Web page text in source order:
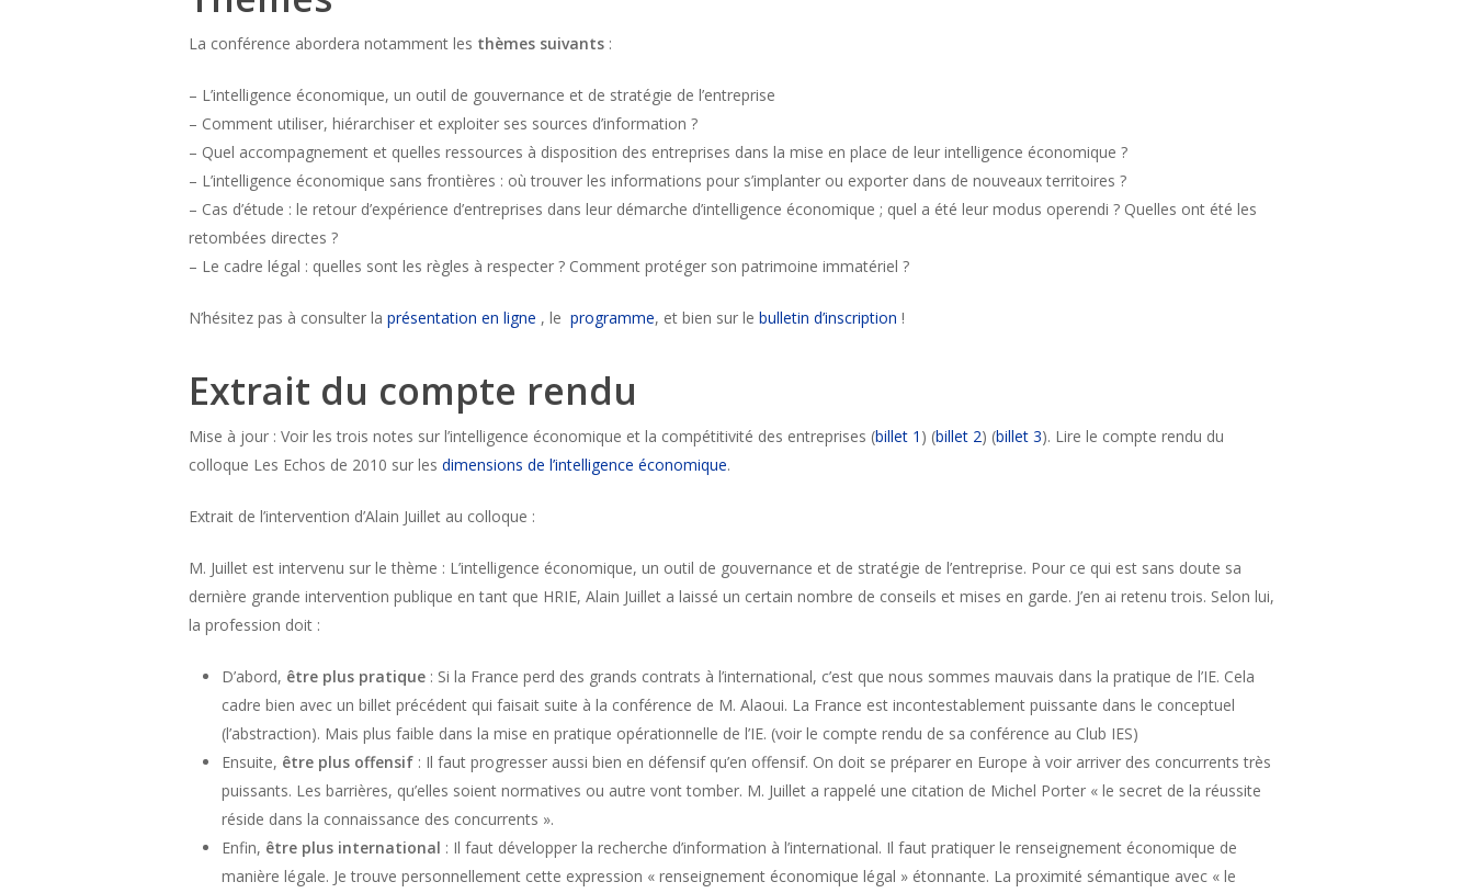
La conférence abordera notamment les thèmes suivants :
– L’intelligence économique, un outil de gouvernance et de stratégie de l’entreprise
– Comment utiliser, hiérarchiser et exploiter ses sources d’information ?
– Quel accompagnement et quelles ressources à disposition des entreprises dans la mise en place de leur intelligence économique ?
– L’intelligence économique sans frontières : où trouver les informations pour s’implanter ou exporter dans de nouveaux territoires ?
– Cas d’étude : le retour d’expérience d’entreprises dans leur démarche d’intelligence économique ; quel a été leur modus operendi ? Quelles ont été les
retombées directes ?
– Le cadre légal : quelles sont les règles à respecter ? Comment protéger son patrimoine immatériel ?
N’hésitez pas à consulter la présentation en ligne , le programme, et bien sur le bulletin d’inscription !
Extrait du compte rendu
Mise à jour : Voir les trois notes sur l’intelligence économique et la compétitivité des entreprises (billet 1 ) (billet 2) (billet 3). Lire le compte rendu du
colloque Les Echos de 2010 sur les dimensions de l’intelligence économique.
Extrait de l’intervention d’Alain Juillet au colloque :
M. Juillet est intervenu sur le thème : L’intelligence économique, un outil de gouvernance et de stratégie de l’entreprise. Pour ce qui est sans doute sa
dernière grande intervention publique en tant que HRIE, Alain Juillet a laissé un certain nombre de conseils et mises en garde. J’en ai retenu trois. Selon lui,
la profession doit :
D’abord, être plus pratique : Si la France perd des grands contrats à l’international, c’est que nous sommes mauvais dans la pratique de l’IE. Cela
cadre bien avec un billet précédent qui faisait suite à la conférence de M. Alaoui. La France est incontestablement puissante dans le conceptuel
(l’abstraction). Mais plus faible dans la mise en pratique opérationnelle de l’IE. (voir le compte rendu de sa conférence au Club IES)
Ensuite, être plus offensif : Il faut progresser aussi bien en défensif qu’en offensif. On doit se préparer en Europe à voir arriver des concurrents très
puissants. Les barrières, qu’elles soient normatives ou autre vont tomber. M. Juillet a rappelé une citation de Michel Porter « le secret de la réussite
réside dans la connaissance des concurrents ».
Enfin, être plus international : Il faut développer la recherche d’information à l’international. Il faut pratiquer le renseignement économique de
manière légale. Je trouve personnellement cette expression « renseignement économique légal » étonnante. La proximité sémantique avec « le